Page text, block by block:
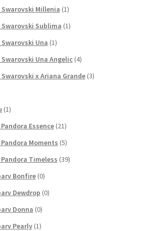
Millenia (1)
Sublima (1)
Una (1)
Una Angelic (4)
x Ariana Grande (3)
(1)
Essence (21)
Moments (5)
Timeless (39)
Bonfire (0)
Dewdrop (0)
Donna (0)
Pearly (1)